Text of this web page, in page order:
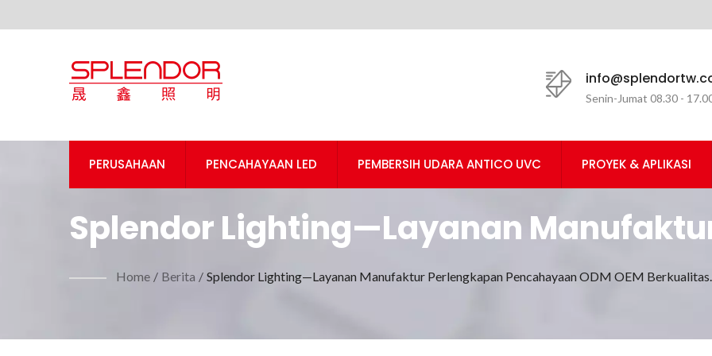
Senin-Jumat 08.30 -
PERUSAHAAN PENCAHAYAAN LED PEMBERSIH UDARA ANTICO UVC PROYEK & APLIKASI
Splendor Lighting—Layanan
Pencahayaan ODM OEM Berkualitas.|
Home / Berita / Splendor Lighting—Layanan Manufaktur Perlengkapan Pencahayaan ODM OEM Berkualitas.